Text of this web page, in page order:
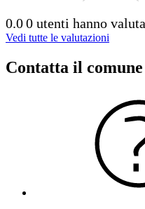
0.00 utenti hanno
Vedi tutte le valutazioni
Contatta il comune